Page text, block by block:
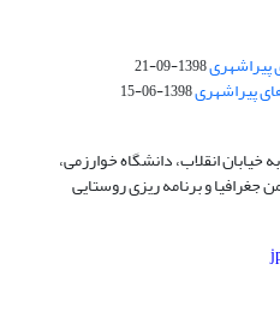
1398-09-21
پیراشهری1398-06-15
انقلاب، دانشگاه خوارزمی،
جغرافیا و برنامه ریزی روستایی